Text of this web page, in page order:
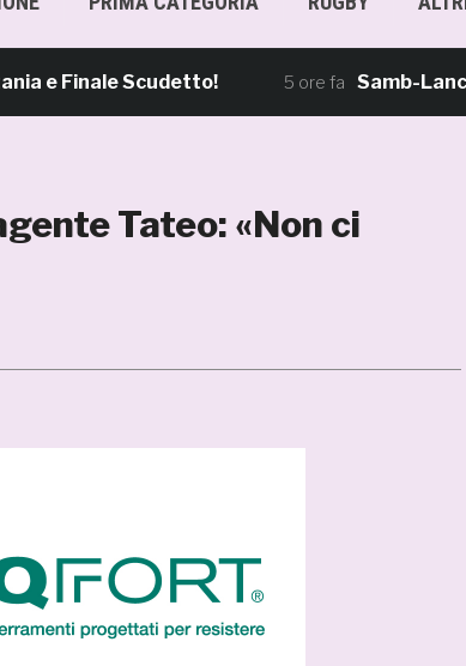
Scudetto! Samb-Lanciano
Tateo: «Non ci